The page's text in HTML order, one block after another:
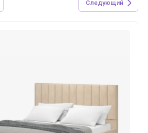
Следующий